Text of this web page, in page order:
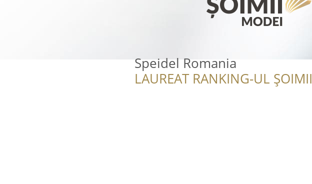
Speidel Romania
LAUREAT RANKING-UL ȘOIMII